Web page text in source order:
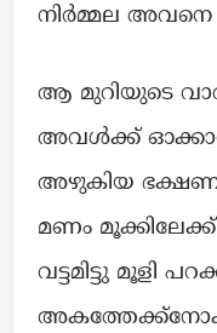
നിർമ്മല
ആ മുറിയുടെ
അവൾക്ക്
അഴുകിയ
മണം
വട്ടമിട്ടു മൂളി